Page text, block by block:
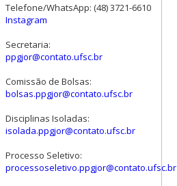
Telefone/WhatsApp: (48) 3721-6610
Instagram
Secretaria:
ppgjor@contato.ufsc.br
Comissão de Bolsas:
bolsas.ppgjor@contato.ufsc.br
Disciplinas Isoladas:
isolada.ppgjor@contato.ufsc.br
Processo Seletivo:
processoseletivo.ppgjor@contato.ufsc.br